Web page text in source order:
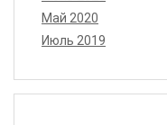
Май 2020
Июль 2019